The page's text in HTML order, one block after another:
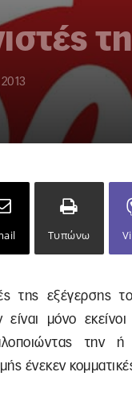
Τυπώνω
της εξέγερσης
είναι μόνο
την
ένεκεν